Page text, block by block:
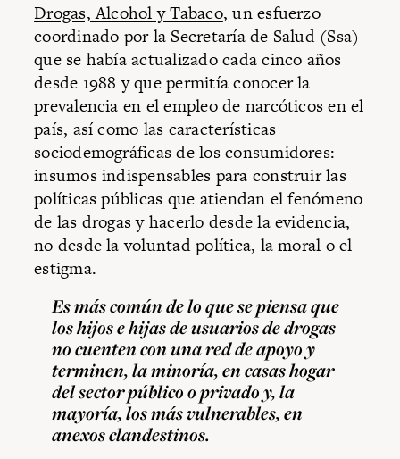
Drogas, Alcohol y Tabaco, un esfuerzo
coordinado por la Secretaría de Salud (Ssa)
que se había actualizado cada cinco años
desde 1988 y que permitía conocer la
prevalencia en el empleo de narcóticos en el
país, así como las características
sociodemográficas de los consumidores:
insumos indispensables para construir las
políticas públicas que atiendan el fenómeno
de las drogas y hacerlo desde la evidencia,
no desde la voluntad política, la moral o el
estigma.
Es más común de lo que se piensa que
los hijos e hijas de usuarios de drogas
no cuenten con una red de apoyo y
terminen, la minoría, en casas hogar
del sector público o privado y, la
mayoría, los más vulnerables, en
anexos clandestinos.